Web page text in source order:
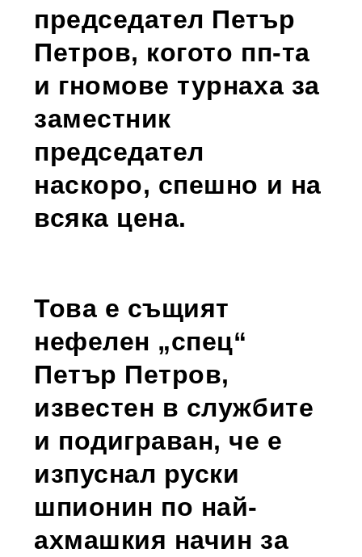
председател Петър
Петров, когото пп-та
и гномове турнаха за
заместник
председател
наскоро, спешно и на
всяка цена.
Това е същият
нефелен „спец“
Петър Петров,
известен в службите
и подиграван, че е
изпуснал руски
шпионин по най-
ахмашкия начин за